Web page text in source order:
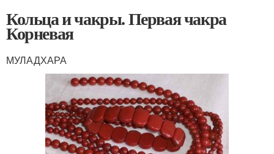
Кольца и чакры. Первая чакра
Корневая
МУЛАДХАРА